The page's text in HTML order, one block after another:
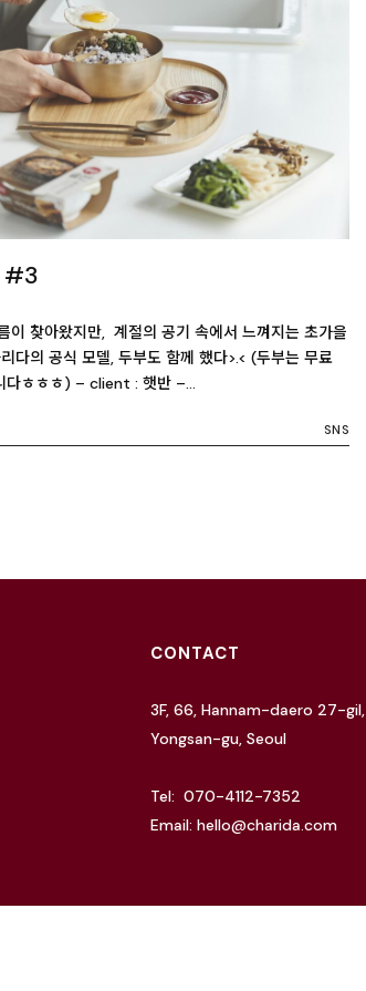
#3
이 찾아왔지만, 계절의 공기 속에서 느껴지는 초가을
다의 공식 모델, 두부도 함께 했다>.< (두부는 무료
다ㅎㅎㅎ) – client : 햇반 –…
SNS
CONTACT
3F, 66, Hannam-daero 27-gil,
Yongsan-gu, Seoul
Tel: 070-4112-7352
Email: hello@charida.com